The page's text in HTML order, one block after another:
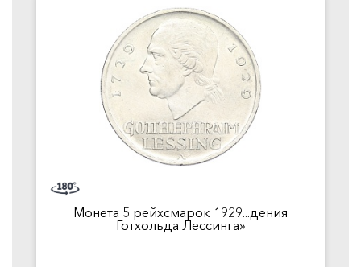
Монета 5 рейхсмарок 1929...дения
Готхольда Лессинга»